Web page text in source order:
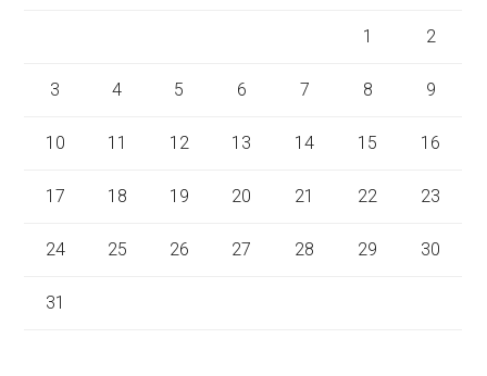
1 2
3 4 5 6 7 8 9
10 11 12 13 14 15 16
17 18 19 20 21 22 23
24 25 26 27 28 29 30
31